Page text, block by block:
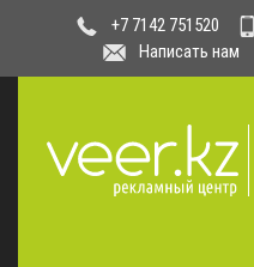
+7 7142 751520
Написать нам